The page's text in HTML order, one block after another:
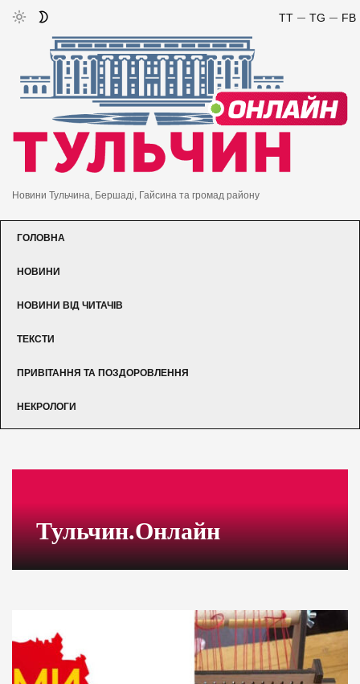
FB
TG
TT
Новини Тульчина, Бершаді, Гайсина та громад району
ГОЛОВНА
НОВИНИ
НОВИНИ ВІД ЧИТАЧІВ
ТЕКСТИ
ПРИВІТАННЯ ТА ПОЗДОРОВЛЕННЯ
НЕКРОЛОГИ
Тульчин.Онлайн